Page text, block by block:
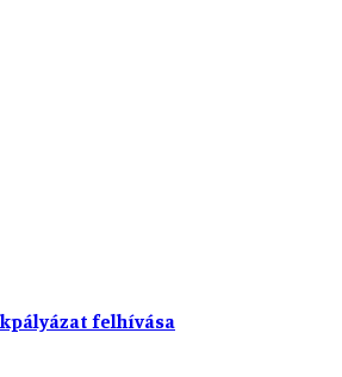
felhívása